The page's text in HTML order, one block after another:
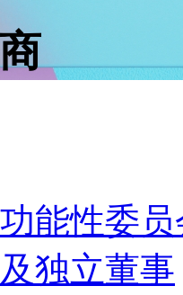
能性委员
独立董事